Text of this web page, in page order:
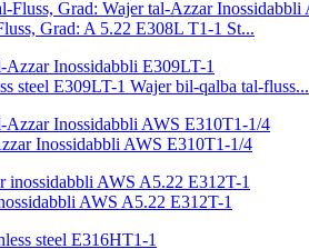
Grad: A 5.22 E308L T1-1 St...
steel E309LT-1 Wajer bil-qalba tal-fluss...
Inossidabbli AWS E310T1-1/4
AWS A5.22 E312T-1